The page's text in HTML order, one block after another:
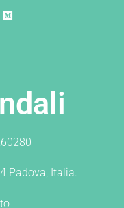
Padova, Italia.